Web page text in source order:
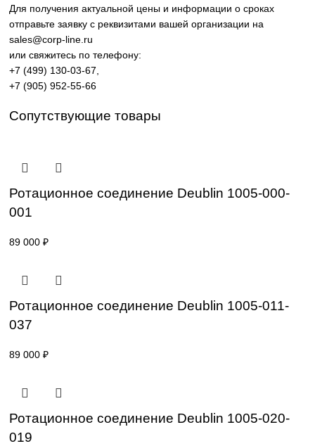
шпинделей, решения для пара и гидравлики.
Применение: металлообработка, станки ЧПУ,
текстильная и металлургическая промышленность.
Поставка под заказ: подбор по серии, артикулу и
Для получения актуальной цены и информации о сроках
sales@corp-line.ru
или свяжитесь по телефону:
Сопутствующие товары
001
89 000